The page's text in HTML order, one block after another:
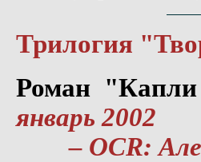
Трилогия
Роман
январь 2002
– OCR: